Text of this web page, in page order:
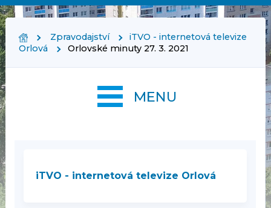
Zpravodajství
iTVO - internetová televize
Orlová
Orlovské minuty 27. 3. 2021
iTVO - internetová televize Orlová
MENU